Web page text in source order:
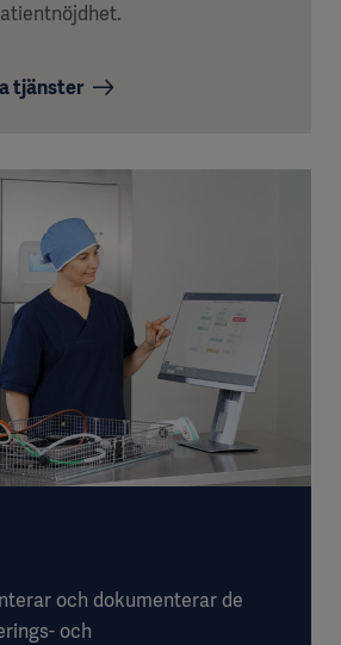
tjänster
och dokumenterar de
och